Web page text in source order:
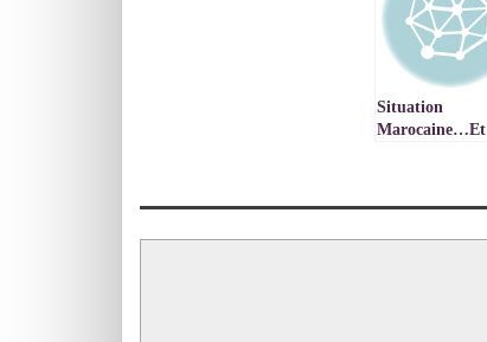
Situation
Marocaine…Et